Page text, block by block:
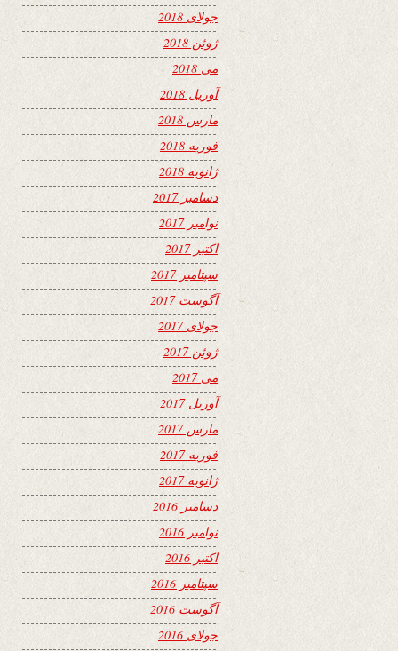
جولای 2018
ژوئن 2018
می 2018
آوریل 2018
مارس 2018
فوریه 2018
ژانویه 2018
دسامبر 2017
نوامبر 2017
اکتبر 2017
سپتامبر 2017
آگوست 2017
جولای 2017
ژوئن 2017
می 2017
آوریل 2017
مارس 2017
فوریه 2017
ژانویه 2017
دسامبر 2016
نوامبر 2016
اکتبر 2016
سپتامبر 2016
آگوست 2016
جولای 2016